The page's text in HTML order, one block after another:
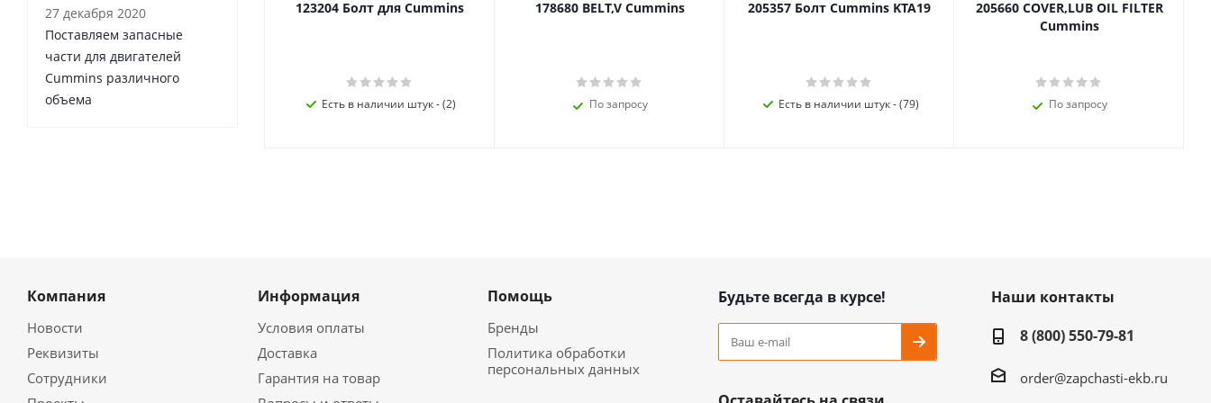
123204 Болт для Cummins
Есть в наличии штук - (2)
178680 BELT,V Cummins
По запросу
205357 Болт Cummins KTA19
Есть в наличии штук - (79)
205660 COVER,LUB OIL FILTER
Cummins
По запросу
27 декабря 2020
Поставляем запасные
части для двигателей
Cummins различного
объема
Компания
Новости
Реквизиты
Сотрудники
Информация
Условия оплаты
Доставка
Гарантия на товар
Помощь
Бренды
Политика обработки
персональных данных
Будьте всегда в курсе!
Наши контакты
8 (800) 550-79-81
order@zapchasti-ekb.ru